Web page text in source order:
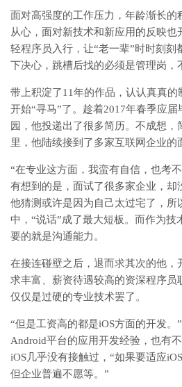
面对高强度的工作压力，年龄渐长的
从心，面对新技术和新应用的反映
轻程序员入行，让“老一辈”时时刻刻
下决心，跳槽后找的必须是管理岗，
带上积淀了11年的作品，认认真真的
开始“寻马”了。趁着2017年春季应
园，他投递出了很多简历。不成想，
里，他陆续接到了多家互联网企业的
“在专业这方面，我蛮有自信，也考
有想到的是，面试了很多家企业，却
他猜测或许是因为自己太过宅了，所
中，“说话”成了最大短板。而作为技
要的就是沟通能力。
在接连碰壁之后，退而求其次的他，
求丰富、薪资待遇较高的资深程序员
仅仅是过硬的专业技术罢了。
“但是工资高的都是iOS方面的开发。
Android平台的应用开发经验，也有
iOS几乎没有接触过，“如果要适应
但企业普遍不愿等。”